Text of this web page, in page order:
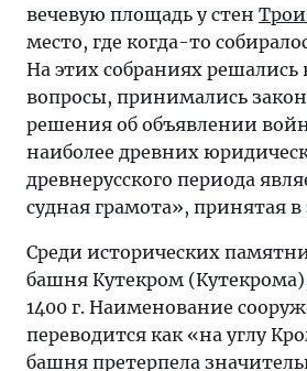
вечевую площадь у стен
место, где когда-то
На этих собраниях
вопросы, принимались
решения об объявлении
наиболее древних
древнерусского периода
судная грамота», принятая
Среди исторических
башня Кутекром
1400 г. Наименование
переводится как «на углу
башня претерпела